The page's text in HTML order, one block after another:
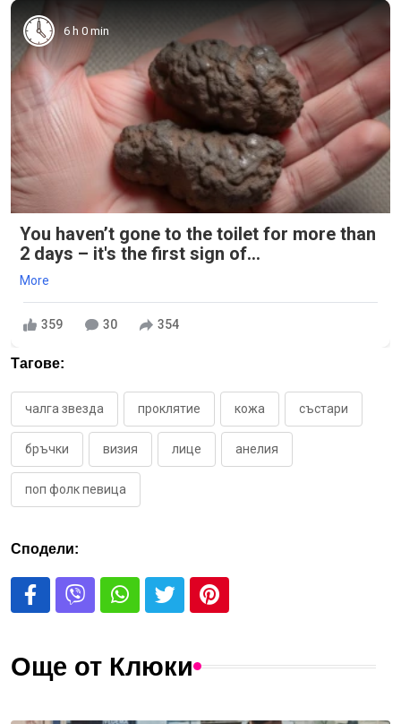
6 h 0 min
You haven’t gone to the toilet for more than
2 days – it's the first sign of...
More
359 30 354
Тагове:
чалга звезда проклятие кожа състари
бръчки визия лице анелия
поп фолк певица
Сподели:
Още от Клюки